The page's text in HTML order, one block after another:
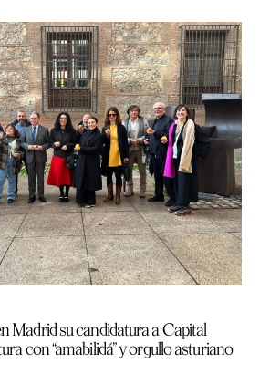
Madrid su candidatura a Capital
con “amabilidá” y orgullo asturiano